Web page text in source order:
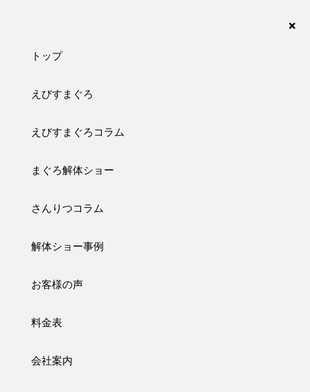
×
トップ
えびすまぐろ
えびすまぐろコラム
まぐろ解体ショー
さんりつコラム
解体ショー事例
お客様の声
料金表
会社案内
さんりつコラム
2018/11/07
問い合わせの連絡先番号のお間違いが増えています。
こちらからの折り返しが無い場合はお手数ですが再度ご連絡頂け